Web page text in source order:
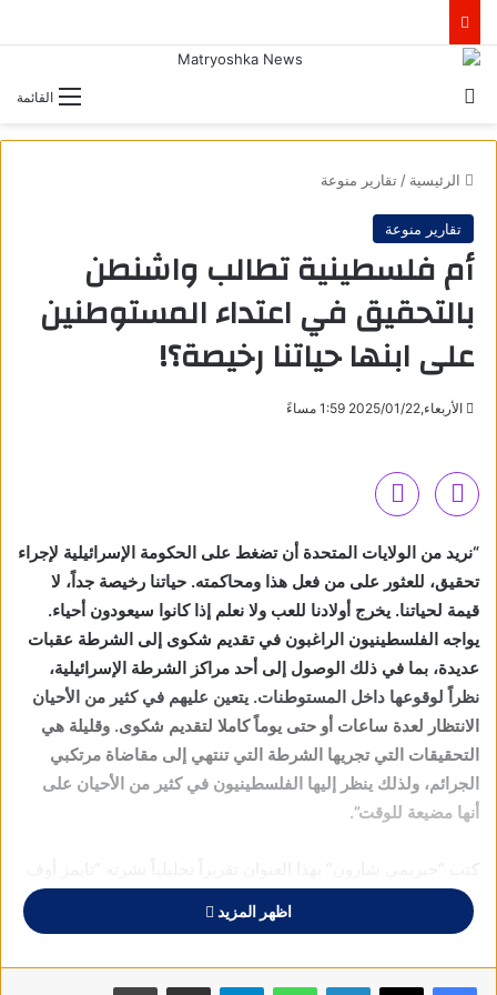
القائمة
الرئيسية / تقارير منوعة
تقارير منوعة
أم فلسطينية تطالب واشنطن
بالتحقيق في اعتداء المستوطنين
على ابنها حياتنا رخيصة؟!
الأربعاء,2025/01/22 1:59 مساءً
“نريد من الولايات المتحدة أن تضغط على الحكومة الإسرائيلية لإجراء
تحقيق، للعثور على من فعل هذا ومحاكمته. حياتنا رخيصة جداً، لا
قيمة لحياتنا. يخرج أولادنا للعب ولا نعلم إذا كانوا سيعودون أحياء.
يواجه الفلسطينيون الراغبون في تقديم شكوى إلى الشرطة عقبات
عديدة، بما في ذلك الوصول إلى أحد مراكز الشرطة الإسرائيلية،
نظراً لوقوعها داخل المستوطنات. يتعين عليهم في كثير من الأحيان
الانتظار لعدة ساعات أو حتى يوماً كاملا لتقديم شكوى. وقليلة هي
التحقيقات التي تجريها الشرطة التي تنتهي إلى مقاضاة مرتكبي
الجرائم، ولذلك ينظر إليها الفلسطينيون في كثير من الأحيان على
أنها مضيعة للوقت”.
كتب “جيريمي شارون” بهذا العنوان تقريراً تحليلياً نشرته “تايمز أوف
إسرائيل” مؤخرأ، جاء فيه: “طالبت امرأة فلسطينية أمريكية أصيب
ابنها بجروح خطيرة في الرأس خلال هجوم شنه مستوطنون
الأسبوع، بإجراء تحقيق من قبل الشرطة في الحادث، فضلا عن
اظهر المزيد
فيسبوك لينكدإن واتساب